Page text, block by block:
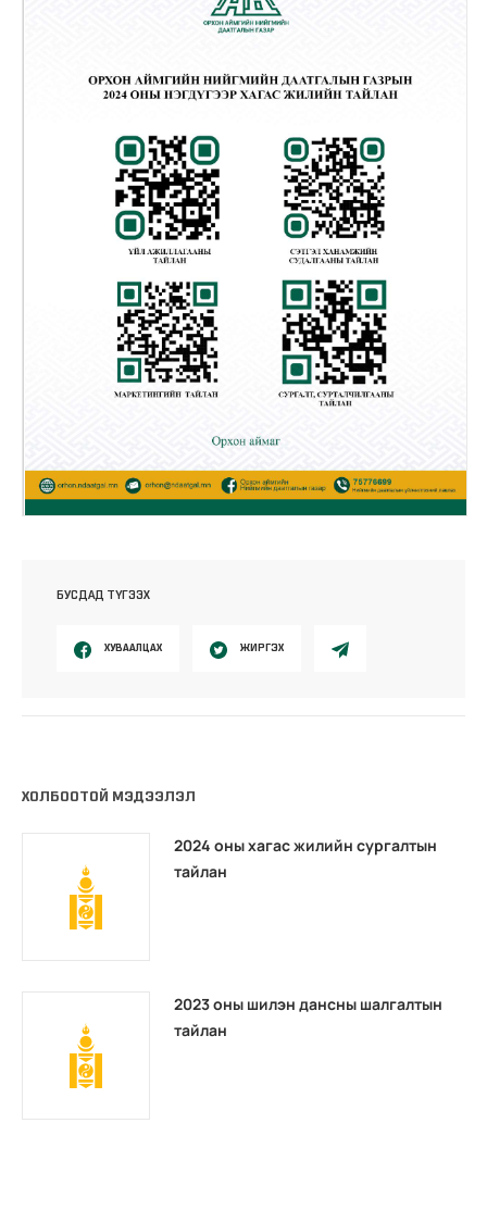
БУСДАД ТҮГЭЭХ
ХУВААЛЦАХ ЖИРГЭХ
ХОЛБООТОЙ МЭДЭЭЛЭЛ
2024 оны хагас жилийн сургалтын
тайлан
2023 оны шилэн дансны шалгалтын
тайлан